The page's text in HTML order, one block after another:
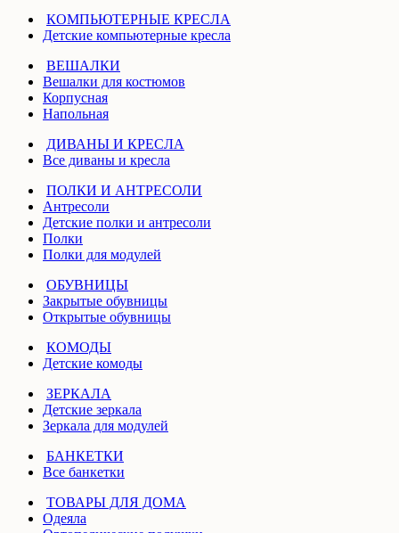
КОМПЬЮТЕРНЫЕ КРЕСЛА
Детские компьютерные кресла
ВЕШАЛКИ
Вешалки для костюмов
Корпусная
Напольная
ДИВАНЫ И КРЕСЛА
Все диваны и кресла
ПОЛКИ И АНТРЕСОЛИ
Антресоли
Детские полки и антресоли
Полки
Полки для модулей
ОБУВНИЦЫ
Закрытые обувницы
Открытые обувницы
КОМОДЫ
Детские комоды
ЗЕРКАЛА
Детские зеркала
Зеркала для модулей
БАНКЕТКИ
Все банкетки
ТОВАРЫ ДЛЯ ДОМА
Одеяла